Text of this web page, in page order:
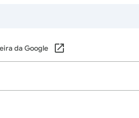
da Google